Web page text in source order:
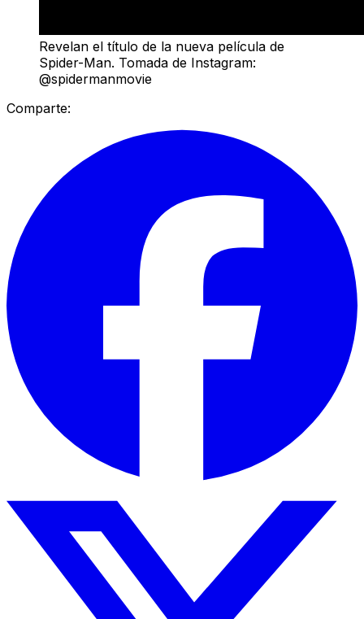
Revelan el título de la nueva película de
Spider-Man. Tomada de Instagram:
@spidermanmovie
Comparte: